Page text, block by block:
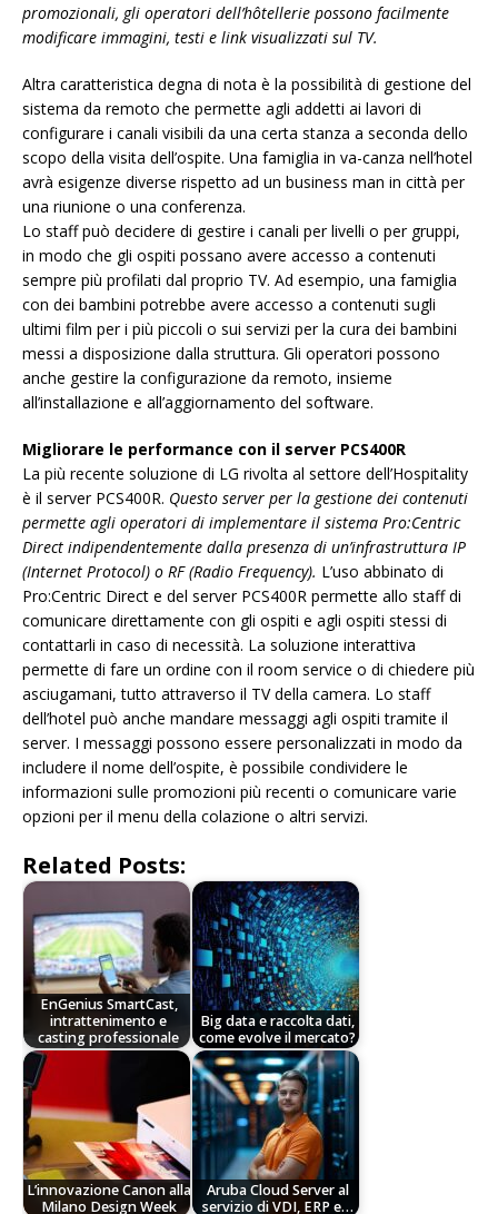
promozionali, gli operatori dell’hôtellerie possono facilmente
modificare immagini, testi e link visualizzati sul TV.
Altra caratteristica degna di nota è la possibilità di gestione del
sistema da remoto che permette agli addetti ai lavori di
configurare i canali visibili da una certa stanza a seconda dello
scopo della visita dell’ospite. Una famiglia in va-canza nell’hotel
avrà esigenze diverse rispetto ad un business man in città per
una riunione o una conferenza.
Lo staff può decidere di gestire i canali per livelli o per gruppi,
in modo che gli ospiti possano avere accesso a contenuti
sempre più profilati dal proprio TV. Ad esempio, una famiglia
con dei bambini potrebbe avere accesso a contenuti sugli
ultimi film per i più piccoli o sui servizi per la cura dei bambini
messi a disposizione dalla struttura. Gli operatori possono
anche gestire la configurazione da remoto, insieme
all’installazione e all’aggiornamento del software.
Migliorare le performance con il server PCS400R
La più recente soluzione di LG rivolta al settore dell’Hospitality
è il server PCS400R. Questo server per la gestione dei contenuti
permette agli operatori di implementare il sistema Pro:Centric
Direct indipendentemente dalla presenza di un’infrastruttura IP
(Internet Protocol) o RF (Radio Frequency). L’uso abbinato di
Pro:Centric Direct e del server PCS400R permette allo staff di
comunicare direttamente con gli ospiti e agli ospiti stessi di
contattarli in caso di necessità. La soluzione interattiva
permette di fare un ordine con il room service o di chiedere più
asciugamani, tutto attraverso il TV della camera. Lo staff
dell’hotel può anche mandare messaggi agli ospiti tramite il
server. I messaggi possono essere personalizzati in modo da
includere il nome dell’ospite, è possibile condividere le
informazioni sulle promozioni più recenti o comunicare varie
opzioni per il menu della colazione o altri servizi.
Related Posts:
EnGenius SmartCast,
intrattenimento e
casting professionale
Big data e raccolta dati,
come evolve il mercato?
L’innovazione Canon alla
Milano Design Week
Aruba Cloud Server al
servizio di VDI, ERP e…